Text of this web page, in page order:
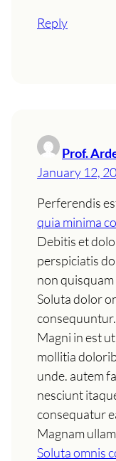
Reply
Prof.
January 12,
Perferendis
quia minima
Debitis et
perspiciatis
non
Soluta dolor
Magni in est
mollitia
unde. autem
nesciunt
consequatur
Magnam
Soluta omnis